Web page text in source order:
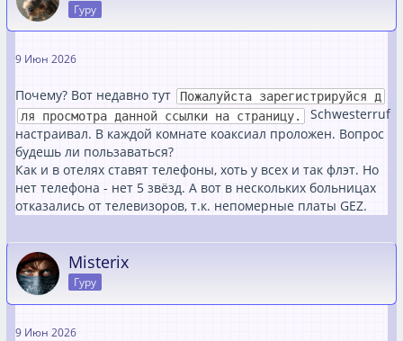
Гуру
9 Июн 2026
Почему? Вот недавно тут
Пожалуйста зарегистрируйся д
ля просмотра данной ссылки на страницу.
Schwesterruf
настраивал. В каждой комнате коаксиал проложен. Вопрос
будешь ли пользаваться?
Как и в отелях ставят телефоны, хоть у всех и так флэт. Но
нет телефона - нет 5 звёзд. А вот в нескольких больницах
отказались от телевизоров, т.к. непомерные платы GEZ.
Misterix
Гуру
9 Июн 2026